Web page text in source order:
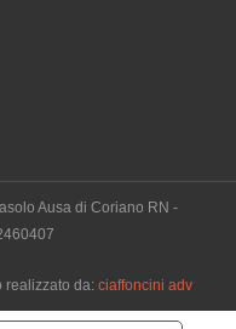
Ausa di Coriano RN -
realizzato da: ciaffoncini adv